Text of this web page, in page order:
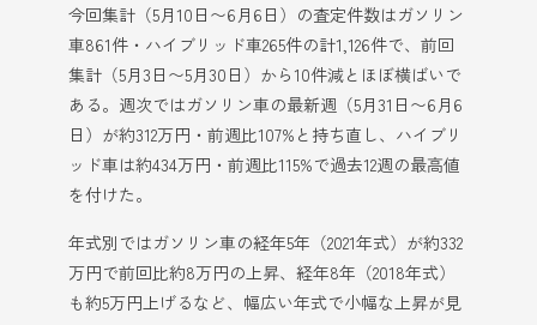
今回集計（5月10日〜6月6日）の査定件数はガソリン
車861件・ハイブリッド車265件の計1,126件で、前回
集計（5月3日〜5月30日）から10件減とほぼ横ばいで
ある。週次ではガソリン車の最新週（5月31日〜6月6
日）が約312万円・前週比107%と持ち直し、ハイブリ
ッド車は約434万円・前週比115%で過去12週の最高値
を付けた。
年式別ではガソリン車の経年5年（2021年式）が約332
万円で前回比約8万円の上昇、経年8年（2018年式）
も約5万円上げるなど、幅広い年式で小幅な上昇が見